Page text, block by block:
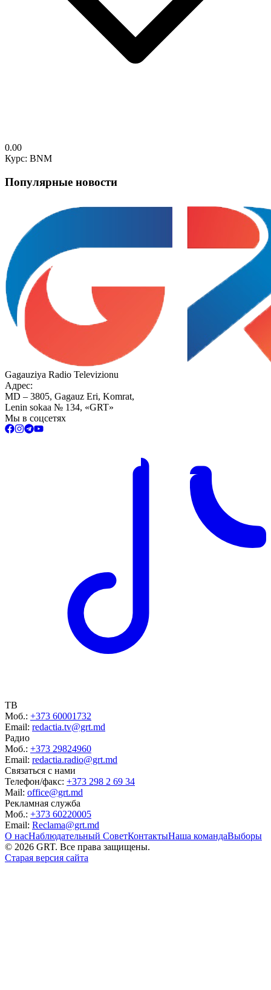
0.00
Курс: BNM
Популярные новости
Gagauziya Radio Televizionu
Адрес:
MD – 3805, Gagauz Eri, Komrat,
Lenin sokaa № 134, «GRT»
Мы в соцсетях
ТВ
Моб.: +373 60001732
Email: redactia.tv@grt.md
Радио
Моб.: +373 29824960
Email: redactia.radio@grt.md
Связаться с нами
Телефон/факс: +373 298 2 69 34
Mail: office@grt.md
Рекламная служба
Моб.: +373 60220005
Email: Reclama@grt.md
О насНаблюдательный СоветКонтактыНаша командаВыборы
© 2026 GRT. Все права защищены.
Старая версия сайта